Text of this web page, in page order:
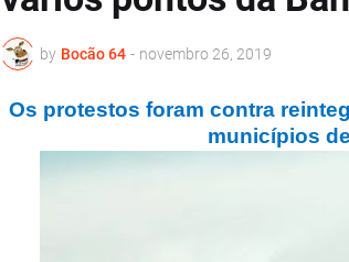
by Bocão 64 - novembro 26, 2019
Os protestos foram contra
municípios